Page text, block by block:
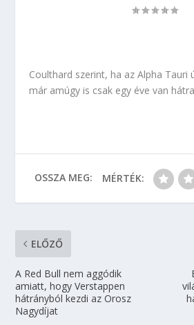
Coulthard szerint, ha az Alpha
már amúgy is csak egy éve van
OSSZA MEG: MÉRTÉK:
ELŐZŐ
A Red Bull nem aggódik
amiatt, hogy Verstappen
hátrányból kezdi az Orosz
Nagydíjat